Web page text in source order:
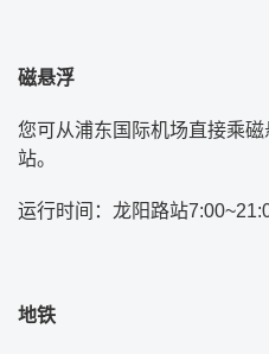
磁悬浮
您可从浦东国际机场直接乘
站。
运行时间：龙阳路站
地铁